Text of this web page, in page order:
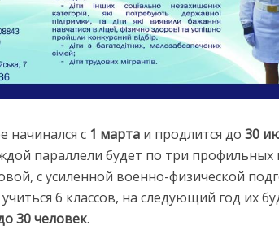
начинался с 1 марта и продлится до 30
параллели будет по три
с усиленной военно-физической
6 классов, на следующий год их
30 человек.